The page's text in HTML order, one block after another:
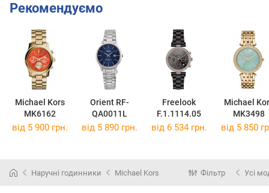
Рекомендуємо
Michael Kors
MK6162
Orient RF-
QA0011L
Freelook
F.1.1114.05
Michael
MK3498
від 5 900 грн. від 5 890 грн. від 6 534 грн. від 5 850
Наручні годинники Michael Kors Фільтр Усі